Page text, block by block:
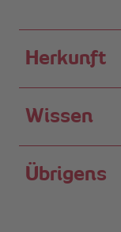
Herkunft
Wissen
Übrigens